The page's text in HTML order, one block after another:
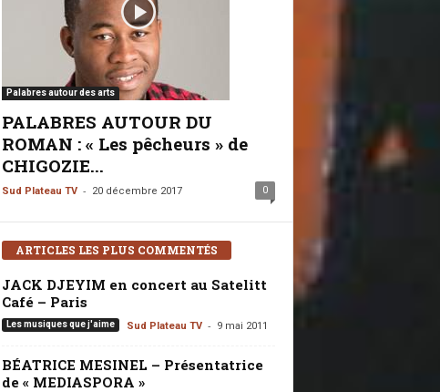
Palabres autour des arts
PALABRES AUTOUR DU
ROMAN : « Les pêcheurs » de
CHIGOZIE...
Sud Plateau TV - 20 décembre 2017 0
ARTICLES LES PLUS COMMENTÉS
JACK DJEYIM en concert au Satelitt
Café – Paris
Les musiques que j'aime Sud Plateau TV - 9 mai 2011
BÉATRICE MESINEL – Présentatrice
de « MEDIASPORA »